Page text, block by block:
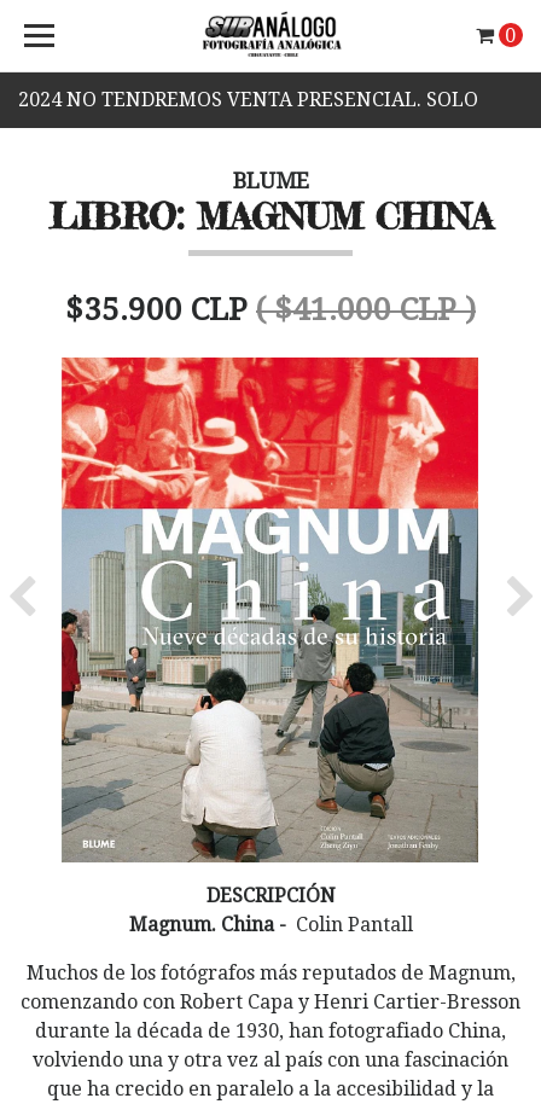
2024 NO TENDREMOS VENTA PRESENCIAL. SOLO
0
BLUME
LIBRO: MAGNUM CHINA
$35.900 CLP ( $41.000 CLP )
Previous
DESCRIPCIÓN
Magnum. China - Colin Pantall
Muchos de los fotógrafos más reputados de Magnum,
comenzando con Robert Capa y Henri Cartier-Bresson
durante la década de 1930, han fotografiado China,
volviendo una y otra vez al país con una fascinación
que ha crecido en paralelo a la accesibilidad y la